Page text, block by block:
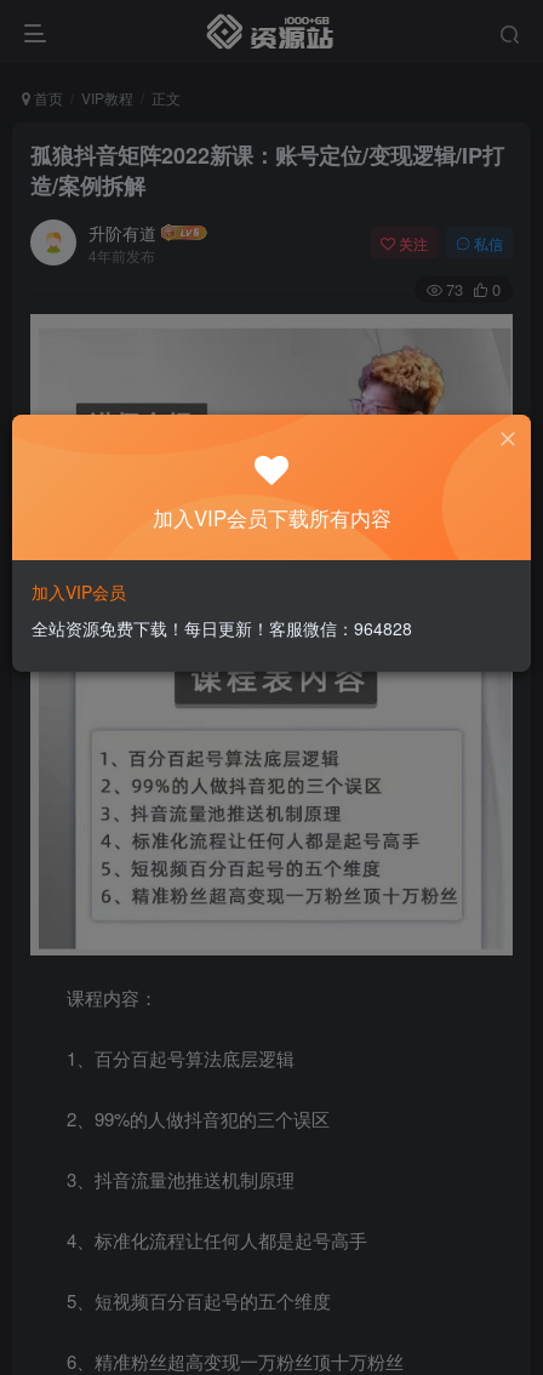
首页 VIP教程 正文
孤狼抖音矩阵2022新课：账号定位/变现逻辑/IP打
造/案例拆解
升阶有道
4年前发布
关注 私信
73 0
课程内容：
1、百分百起号算法底层逻辑
2、99%的人做抖音犯的三个误区
3、抖音流量池推送机制原理
4、标准化流程让任何人都是起号高手
5、短视频百分百起号的五个维度
6、精准粉丝超高变现一万粉丝顶十万粉丝
加入VIP会员下载所有内容
加入VIP会员
全站资源免费下载！每日更新！客服微信：964828